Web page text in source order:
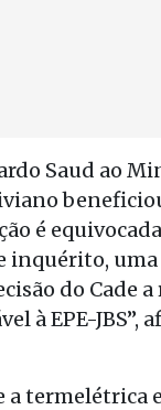
Saud ao
é
inquérito, uma
do Cade
à EPE-JBS”,
a termelétrica